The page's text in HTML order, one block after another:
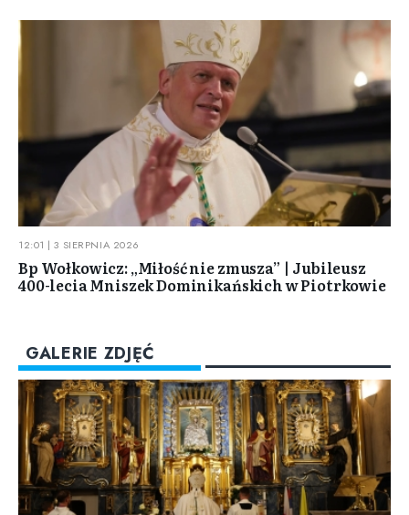
12:01 | 3 SIERPNIA 2026
Bp Wołkowicz: „Miłość nie zmusza” | Jubileusz
400-lecia Mniszek Dominikańskich w Piotrkowie
GALERIE ZDJĘĆ